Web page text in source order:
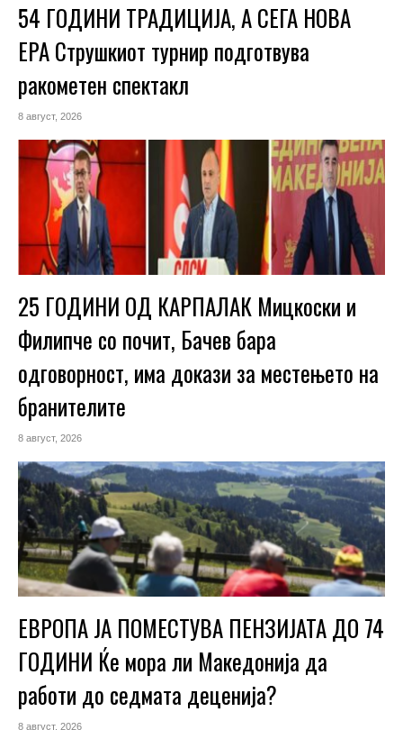
54 ГОДИНИ ТРАДИЦИЈА, А СЕГА НОВА
ЕРА Струшкиот турнир подготвува
ракометен спектакл
8 август, 2026
25 ГОДИНИ ОД КАРПАЛАК Мицкоски и
Филипче со почит, Бачев бара
одговорност, има докази за местењето на
бранителите
8 август, 2026
ЕВРОПА ЈА ПОМЕСТУВА ПЕНЗИЈАТА ДО 74
ГОДИНИ Ќе мора ли Македонија да
работи до седмата деценија?
8 август, 2026